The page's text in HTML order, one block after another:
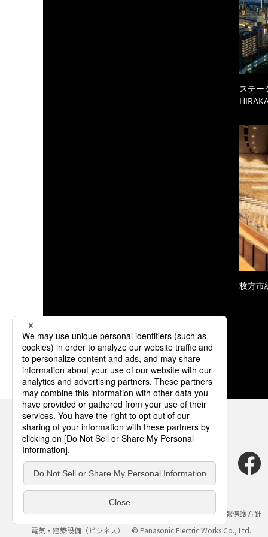
ステー
枚方市
サイトのご利用にあたって クッキーポリシー
個人情報保護方針
電気・建築設備（ビジネス）
© Panasonic Electric Works Co., Ltd.